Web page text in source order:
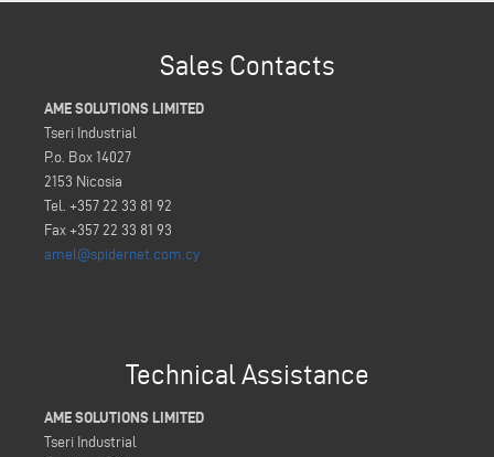
Sales Contacts
AME SOLUTIONS LIMITED
Tseri Industrial
P.o. Box 14027
2153 Nicosia
Tel. +357 22 33 81 92
Fax +357 22 33 81 93
amel@spidernet.com.cy
Technical Assistance
AME SOLUTIONS LIMITED
Tseri Industrial